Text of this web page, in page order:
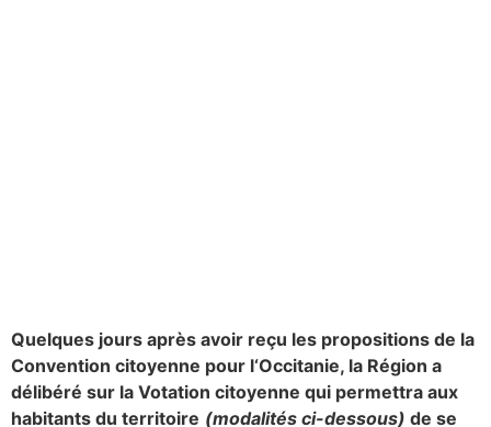
Quelques jours après avoir reçu les propositions de la
Convention citoyenne pour l‘Occitanie, la Région a
délibéré sur la Votation citoyenne qui permettra aux
habitants du territoire (modalités ci-dessous) de se